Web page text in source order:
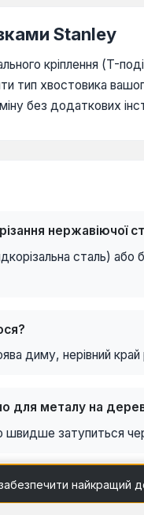
Stanley
кріплення (T-
тип хвостовика
без додаткових
нержавіючої
сталь)
диму, нерівний
для металу на
швидше затупиться
найкращий